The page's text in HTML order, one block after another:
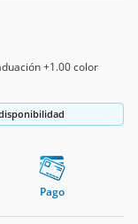
+1.00 color
Pago